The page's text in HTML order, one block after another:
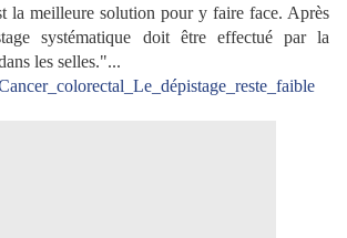
la meilleure solution pour y faire face. Après
systématique doit être effectué par la
les selles."...